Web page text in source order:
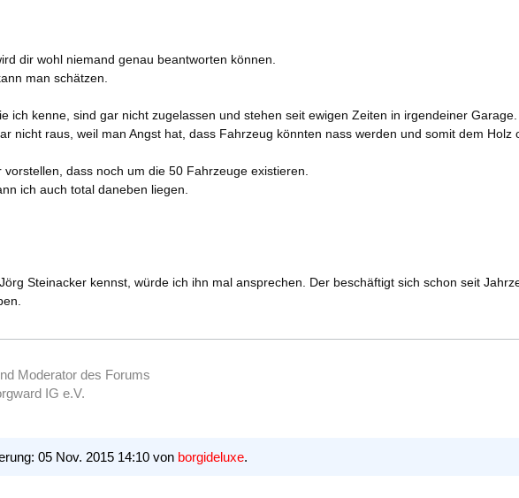
dir wohl niemand genau beantworten können.
man schätzen.
ich kenne, sind gar nicht zugelassen und stehen seit ewigen Zeiten in irgendeiner Garage.
nicht raus, weil man Angst hat, dass Fahrzeug könnten nass werden und somit dem Holz
vorstellen, dass noch um die 50 Fahrzeuge existieren.
ich auch total daneben liegen.
Steinacker kennst, würde ich ihn mal ansprechen. Der beschäftigt sich schon seit
Moderator des Forums
IG e.V.
05 Nov. 2015 14:10 von borgideluxe.